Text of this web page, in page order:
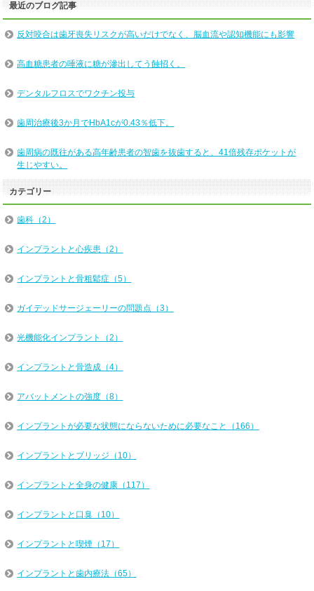
最近のブログ記事
反対咬合は歯牙喪失リスクが高いだけでなく、脳血流や認知機能にも影響
高血糖患者の唾液に糖が滲出してう蝕招く。
デンタルフロスでワクチン投与
歯周治療後3か月でHbA1cが0.43％低下。
歯周病の既往がある高年齢患者の智歯を抜歯すると、41倍残存ポケットが
生じやすい。
カテゴリー
歯科（2）
インプラントと心疾患（2）
インプラントと骨粗鬆症（5）
ガイデッドサージェーリーの問題点（3）
光機能化インプラント（2）
インプラントと骨造成（4）
アバットメントの強度（8）
インプラントが必要な状態にならないために必要なこと（166）
インプラントとブリッジ（10）
インプラントと全身の健康（117）
インプラントと口臭（10）
インプラントと喫煙（17）
インプラントと歯内療法（65）